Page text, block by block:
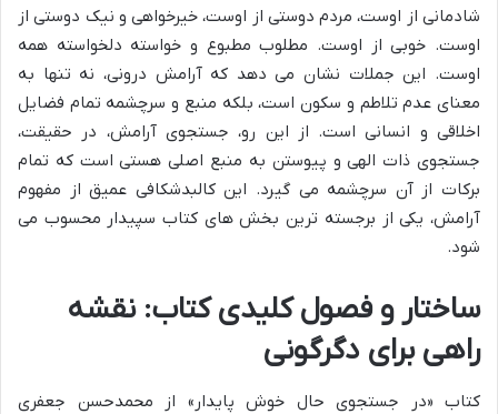
شادمانی از اوست، مردم دوستی از اوست، خیرخواهی و نیک دوستی از
اوست. خوبی از اوست. مطلوب مطبوع و خواسته دلخواسته همه
اوست. این جملات نشان می دهد که آرامش درونی، نه تنها به
معنای عدم تلاطم و سکون است، بلکه منبع و سرچشمه تمام فضایل
اخلاقی و انسانی است. از این رو، جستجوی آرامش، در حقیقت،
جستجوی ذات الهی و پیوستن به منبع اصلی هستی است که تمام
برکات از آن سرچشمه می گیرد. این کالبدشکافی عمیق از مفهوم
آرامش، یکی از برجسته ترین بخش های کتاب سپیدار محسوب می
شود.
ساختار و فصول کلیدی کتاب: نقشه
راهی برای دگرگونی
کتاب «در جستجوی حال خوش پایدار» از محمدحسن جعفری